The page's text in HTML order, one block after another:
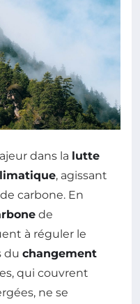
dans la lutte
, agissant
carbone. En
de
à réguler le
du changement
qui couvrent
ne se